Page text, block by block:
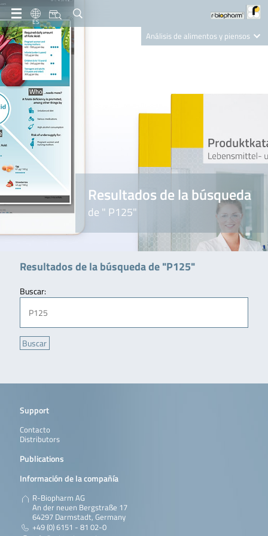
ES
Análisis de alimentos y piensos
Nutrition Care
Resultados de la búsqueda
de " P125"
Resultados de la búsqueda de "P125"
Buscar:
Support
Contacto
Distributors
Publications
Información de la compañía
R-Biopharm AG
An der neuen Bergstraße 17
64297 Darmstadt, Germany
+49 (0) 6151 - 81 02-0